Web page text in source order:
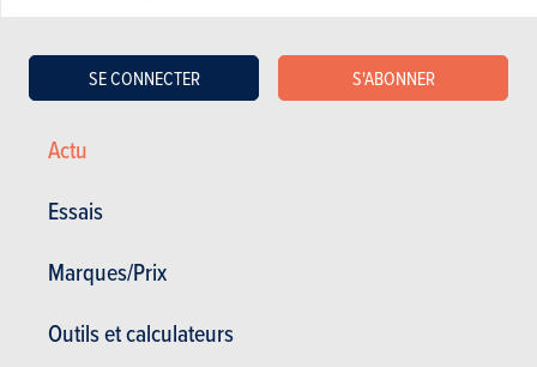
Actu
Essais
Marques/Prix
Outils et calculateurs
SE CONNECTER S'ABONNER
Mokka, sans oublier le Grandland, Opel peut entrevoir l’avenir
sereinement. Toutefois,la gamme du constructeur au Blitz devrait se
l’Insignia et qui pourrait être exclusivement électrique.
Stellantis
. Toutefois, le lieu de production n’a pas encore été
Lisez aussi –